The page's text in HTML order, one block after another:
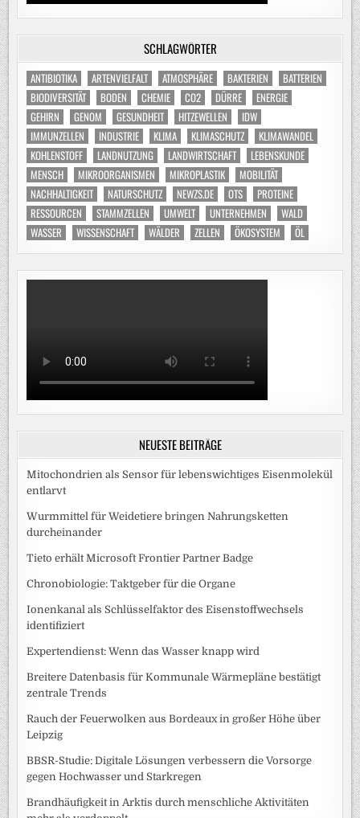
SCHLAGWÖRTER
ANTIBIOTIKA ARTENVIELFALT ATMOSPHÄRE BAKTERIEN
BATTERIEN
BIODIVERSITÄT
BODEN CHEMIE CO2 DÜRRE
ENERGIE
GEHIRN
GENOM GESUNDHEIT HITZEWELLEN
IDW
IMMUNZELLEN
INDUSTRIE KLIMA KLIMASCHUTZ
KLIMAWANDEL
KOHLENSTOFF
LANDNUTZUNG LANDWIRTSCHAFT
LEBENSKUNDE
MENSCH
MIKROORGANISMEN MIKROPLASTIK
MOBILITÄT
NACHHALTIGKEIT
NATURSCHUTZ NEWZS.DE OTS
PROTEINE
RESSOURCEN
STAMMZELLEN UMWELT UNTERNEHMEN
WALD
WASSER
WISSENSCHAFT WÄLDER ZELLEN ÖKOSYSTEM ÖL
NEUESTE BEITRÄGE
Mitochondrien als Sensor für lebenswichtiges Eisenmolekül
entlarvt
Wurmmittel für Weidetiere bringen Nahrungsketten
durcheinander
Tieto erhält Microsoft Frontier Partner Badge
Chronobiologie: Taktgeber für die Organe
Ionenkanal als Schlüsselfaktor des Eisenstoffwechsels
identifiziert
Expertendienst: Wenn das Wasser knapp wird
Breitere Datenbasis für Kommunale Wärmepläne bestätigt
zentrale Trends
Rauch der Feuerwolken aus Bordeaux in großer Höhe über
Leipzig
BBSR-Studie: Digitale Lösungen verbessern die Vorsorge
gegen Hochwasser und Starkregen
Brandhäufigkeit in Arktis durch menschliche Aktivitäten